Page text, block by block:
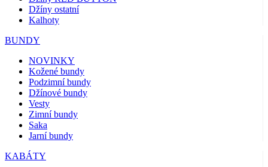
Džíny ostatní
Kalhoty
BUNDY
NOVINKY
Kožené bundy
Podzimní bundy
Džínové bundy
Vesty
Zimní bundy
Saka
Jarní bundy
KABÁTY